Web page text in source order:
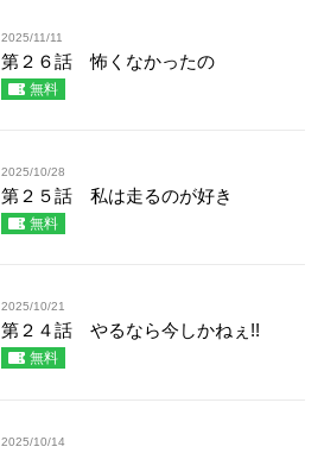
2025/11/11
第２６話 怖くなかったの
無料
2025/10/28
第２５話 私は走るのが好き
無料
2025/10/21
第２４話 やるなら今しかねぇ!!
無料
2025/10/14